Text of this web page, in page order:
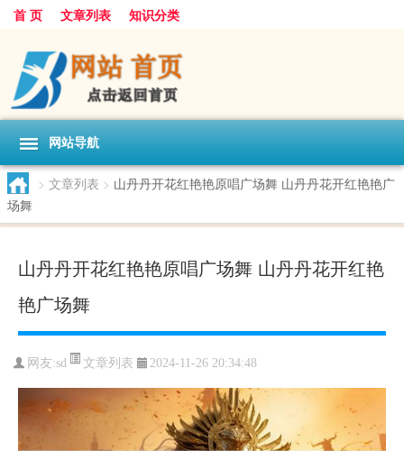
首 页 文章列表 知识分类
网站导航
> 文章列表 > 山丹丹开花红艳艳原唱广场舞 山丹丹花开红艳艳广
场舞
山丹丹开花红艳艳原唱广场舞 山丹丹花开红艳
艳广场舞
网友:sd 文章列表 2024-11-26 20:34:48